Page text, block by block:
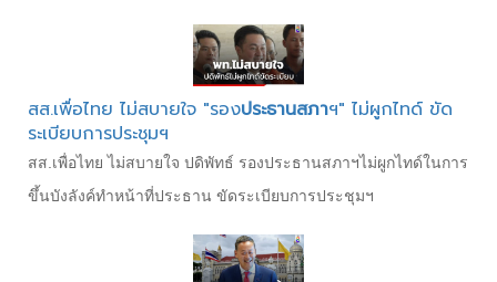
สส.เพื่อไทย ไม่สบายใจ "รองประธานสภาฯ" ไม่ผูกไทด์ ขัด
ระเบียบการประชุมฯ
สส.เพื่อไทย ไม่สบายใจ ปดิพัทธ์ รองประธานสภาฯไม่ผูกไทด์ในการ
ขึ้นบังลังค์ทำหน้าที่ประธาน ขัดระเบียบการประชุมฯ